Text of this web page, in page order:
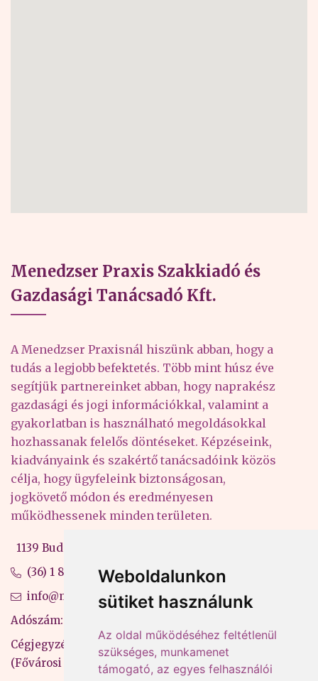
Weboldalunkon
sütiket használunk
Az oldal működéséhez feltétlenül
szükséges, munkamenet
támogató, az egyes felhasználói
Menedzser Praxis Szakkiadó és
Gazdasági Tanácsadó Kft.
A Menedzser Praxisnál hiszünk abban, hogy a
tudás a legjobb befektetés. Több mint húsz éve
segítjük partnereinket abban, hogy naprakész
gazdasági és jogi információkkal, valamint a
gyakorlatban is használható megoldásokkal
hozhassanak felelős döntéseket. Képzéseink,
kiadványaink és szakértő tanácsadóink közös
célja, hogy ügyfeleink biztonságosan,
jogkövető módon és eredményesen
működhessenek minden területen.
1139 Budapest, Váci út 99-105. 4. em.
(36) 1 880 76 00
info@mprx.hu
Adószám: 13598145-2-41
Cégjegyzékszám: 01-09-883770
(Fővárosi Bíróság)